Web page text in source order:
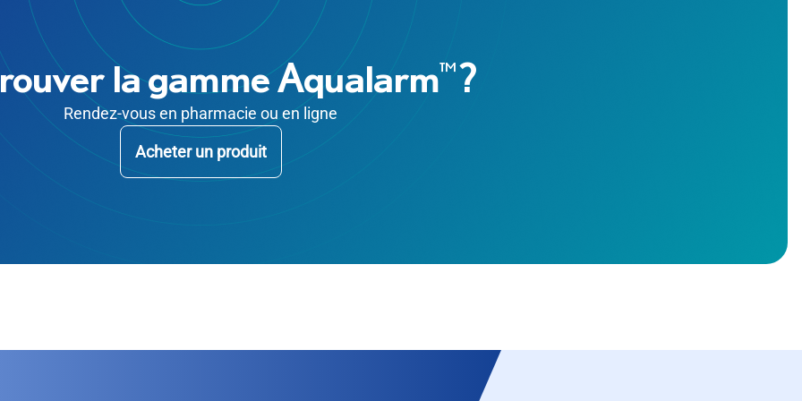
la gamme Aqualarm™?
Rendez-vous en pharmacie ou en ligne
Acheter un produit